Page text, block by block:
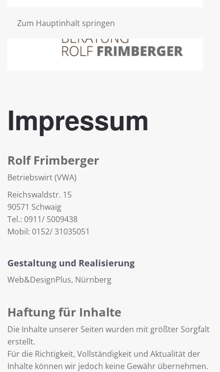
Zum Hauptinhalt springen
Impressum
Rolf Frimberger
Betriebswirt (VWA)
Reichswaldstr. 15
90571 Schwaig
Tel.: 0911/ 5009438
Mobil: 0152/ 31035051
Gestaltung und Realisierung
Web&DesignPlus, Nürnberg
Haftung für Inhalte
Die Inhalte unserer Seiten wurden mit größter Sorgfalt
erstellt.
Für die Richtigkeit, Vollständigkeit und Aktualität der
Inhalte können wir jedoch keine Gewähr übernehmen.